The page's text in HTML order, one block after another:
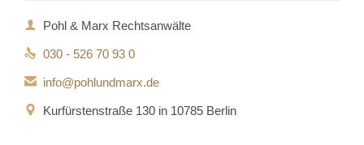
 Pohl & Marx Rechtsanwälte
 030 - 526 70 93 0
 info@pohlundmarx.de
 Kurfürstenstraße 130 in 10785 Berlin